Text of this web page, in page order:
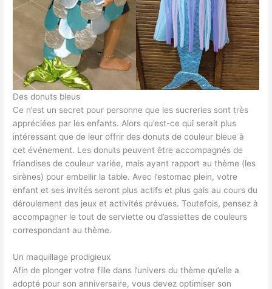
Des donuts bleus
Ce n’est un secret pour personne que les sucreries sont très
appréciées par les enfants. Alors qu’est-ce qui serait plus
intéressant que de leur offrir des donuts de couleur bleue à
cet événement. Les donuts peuvent être accompagnés de
friandises de couleur variée, mais ayant rapport au thème (les
sirènes) pour embellir la table. Avec l’estomac plein, votre
enfant et ses invités seront plus actifs et plus gais au cours du
déroulement des jeux et activités prévues. Toutefois, pensez à
accompagner le tout de serviette ou d’assiettes de couleurs
correspondant au thème.
Un maquillage prodigieux
Afin de plonger votre fille dans l’univers du thème qu’elle a
adopté pour son anniversaire, vous devez optimiser son